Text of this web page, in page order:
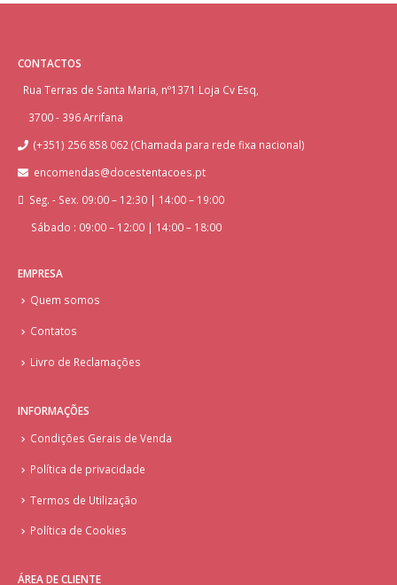
CONTACTOS
Rua Terras de Santa Maria, nº1371 Loja Cv Esq,
3700 - 396 Arrifana
(+351) 256 858 062 (Chamada para rede fixa nacional)
encomendas@docestentacoes.pt
Seg. - Sex. 09:00 – 12:30 | 14:00 – 19:00
Sábado : 09:00 – 12:00 | 14:00 – 18:00
EMPRESA
Quem somos
Contatos
Livro de Reclamações
INFORMAÇÕES
Condições Gerais de Venda
Política de privacidade
Termos de Utilização
Política de Cookies
ÁREA DE CLIENTE